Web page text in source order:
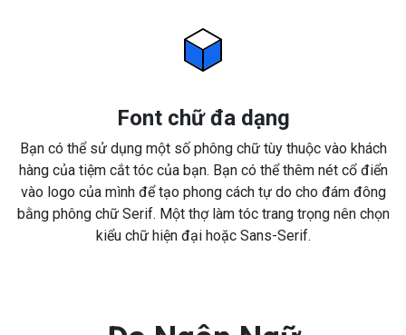
Font chữ đa dạng
Bạn có thể sử dụng một số phông chữ tùy thuộc vào khách
hàng của tiệm cắt tóc của bạn. Bạn có thể thêm nét cổ điển
vào logo của mình để tạo phong cách tự do cho đám đông
bằng phông chữ Serif. Một thợ làm tóc trang trọng nên chọn
kiểu chữ hiện đại hoặc Sans-Serif.